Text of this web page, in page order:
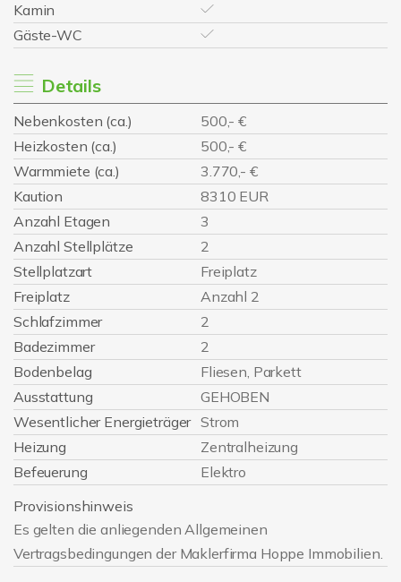
Kamin
Gäste-WC
Details
Nebenkosten (ca.)
500,- €
Heizkosten (ca.)
500,- €
Warmmiete (ca.)
3.770,- €
Kaution
8310 EUR
Anzahl Etagen
3
Anzahl Stellplätze
2
Stellplatzart
Freiplatz
Freiplatz
Anzahl 2
Schlafzimmer
2
Badezimmer
2
Bodenbelag
Fliesen, Parkett
Ausstattung
GEHOBEN
Wesentlicher Energieträger Strom
Heizung
Zentralheizung
Befeuerung
Elektro
Provisionshinweis
Es gelten die anliegenden Allgemeinen
Vertragsbedingungen der Maklerfirma Hoppe Immobilien.